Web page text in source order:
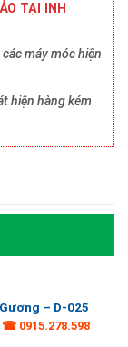
TẠI INH
máy móc hiện
hiện hàng kém
– D-025
☎ 0915.278.598